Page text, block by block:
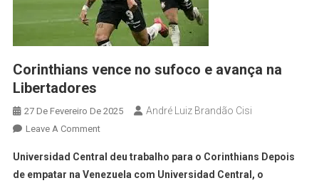
Corinthians vence no sufoco e avança na
Libertadores
27 De Fevereiro De 2025 André Luiz Brandão Cisi
Leave A Comment
Universidad Central deu trabalho para o Corinthians Depois
de empatar na Venezuela com Universidad Central, o